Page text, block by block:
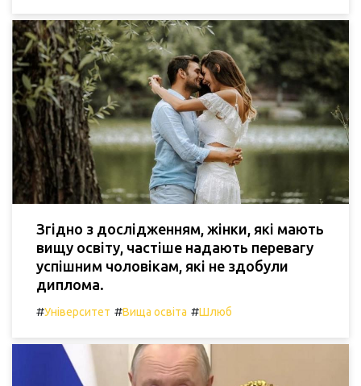
Згідно з дослідженням, жінки, які мають
вищу освіту, частіше надають перевагу
успішним чоловікам, які не здобули
диплома.
#Університет #Вища освіта #Шлюб